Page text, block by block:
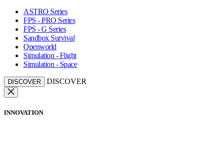
ASTRO Series
FPS - PRO Series
FPS - G Series
Sandbox Survival
Openworld
Simulation - Flight
Simulation - Space
DISCOVER DISCOVER
INNOVATION